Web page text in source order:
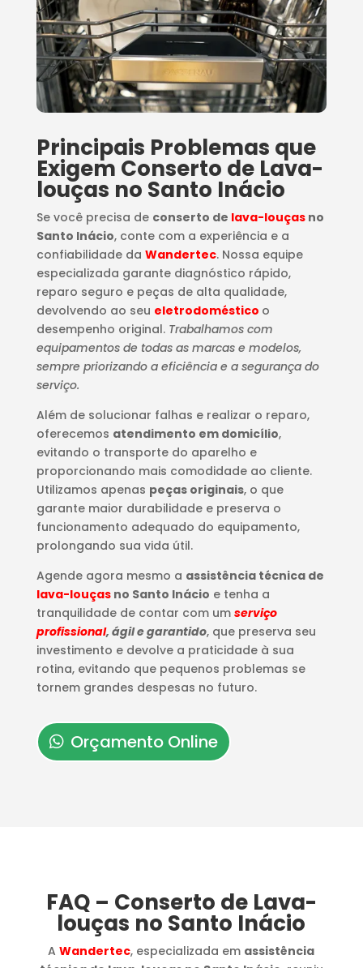
Principais Problemas que
Exigem Conserto de Lava-
louças no Santo Inácio
Se você precisa de conserto de lava-louçasno
Santo Inácio, conte com a experiência e a
confiabilidade da Wandertec. Nossa equipe
especializada garante diagnóstico rápido,
reparo seguro e peças de alta qualidade,
devolvendo ao seu eletrodoméstico o
desempenho original. Trabalhamos com
equipamentos de todas as marcas e modelos,
sempre priorizando a eficiência e a segurança do
serviço.
Além de solucionar falhas e realizar o reparo,
oferecemos atendimento em domicílio,
evitando o transporte do aparelho e
proporcionando mais comodidade ao cliente.
Utilizamos apenas peças originais, o que
garante maior durabilidade e preserva o
funcionamento adequado do equipamento,
prolongando sua vida útil.
Agende agora mesmo a assistência técnica de
lava-louçasno Santo Inácio e tenha a
tranquilidade de contar com um serviço
profissional, ágil e garantido, que preserva seu
investimento e devolve a praticidade à sua
rotina, evitando que pequenos problemas se
tornem grandes despesas no futuro.
Orçamento Online
FAQ – Conserto de Lava-
louças no Santo Inácio
AWandertec, especializada em assistência